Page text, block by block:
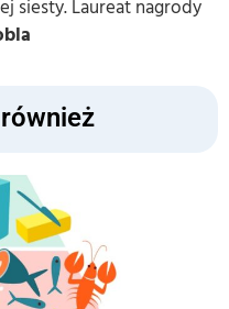
siesty. Laureat nagrody